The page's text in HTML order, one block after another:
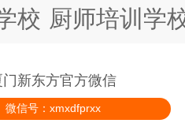
校 厨师培训学
门新东方官方微信
微信号：xmxdfprxx